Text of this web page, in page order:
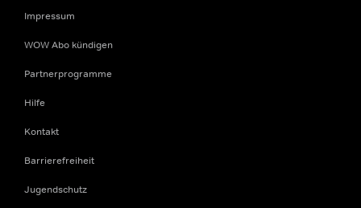
Impressum
WOW Abo kündigen
Partnerprogramme
Hilfe
Kontakt
Barrierefreiheit
Jugendschutz